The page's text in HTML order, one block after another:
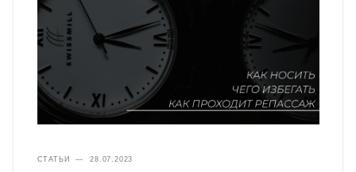
СТАТЬИ — 28.07.2023